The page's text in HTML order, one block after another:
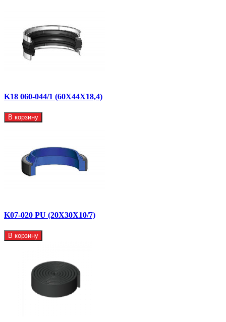
K18 060-044/1 (60X44X18,4)
В корзину
K07-020 PU (20X30X10/7)
В корзину